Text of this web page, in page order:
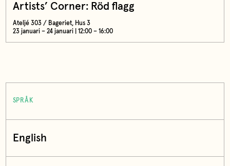
Artists’ Corner: Röd flagg
Ateljé 303 / Bageriet, Hus 3
23 januari – 24 januari | 12:00 – 16:00
SPRÅK
English